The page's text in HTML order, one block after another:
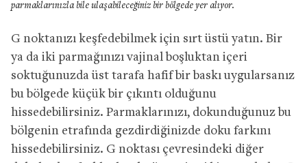
parmaklarınızla bile ulaşabileceğiniz bir bölgede yer alıyor.
G noktanızı keşfedebilmek için sırt üstü yatın. Bir
ya da iki parmağınızı vajinal boşluktan içeri
soktuğunuzda üst tarafa hafif bir baskı uygularsanız
bu bölgede küçük bir çıkıntı olduğunu
hissedebilirsiniz. Parmaklarınızı, dokunduğunuz bu
bölgenin etrafında gezdirdiğinizde doku farkını
hissedebilirsiniz. G noktası çevresindeki diğer